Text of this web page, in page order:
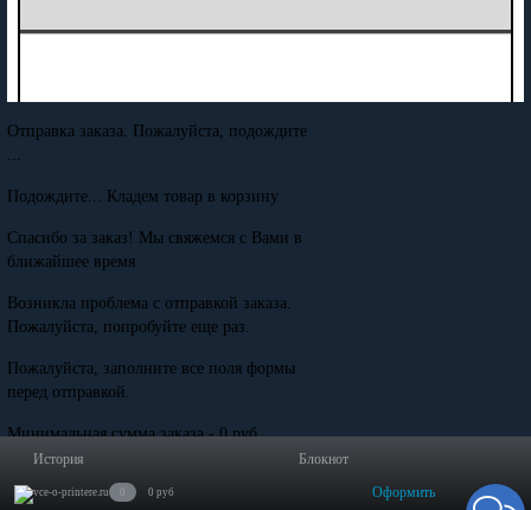
История Блокнот
0 0 руб Оформить
Отправка заказа. Пожалуйста, подождите
...
Подождите... Кладем товар в корзину
Спасибо за заказ! Мы свяжемся с Вами в
ближайшее время
Возникла проблема с отправкой заказа.
Пожалуйста, попробуйте еще раз.
Пожалуйста, заполните все поля формы
перед отправкой.
Минимальная сумма заказа - 0 руб.